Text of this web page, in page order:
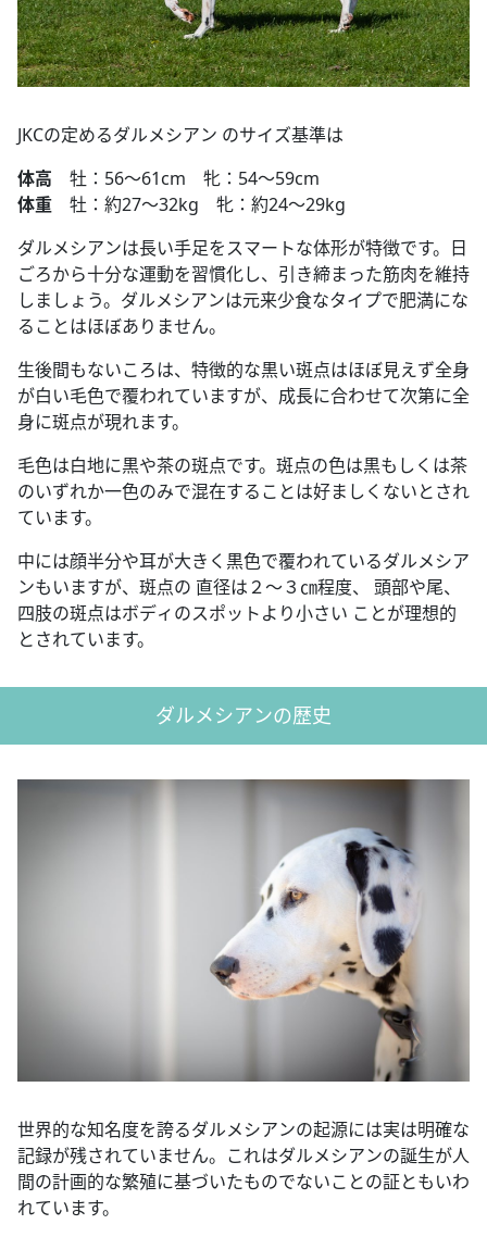
JKCの定めるダルメシアン のサイズ基準は
体高 牡：56～61cm 牝：54～59cm
体重 牡：約27～32kg 牝：約24～29kg
ダルメシアンは長い手足をスマートな体形が特徴です。日
ごろから十分な運動を習慣化し、引き締まった筋肉を維持
しましょう。ダルメシアンは元来少食なタイプで肥満にな
ることはほぼありません。
生後間もないころは、特徴的な黒い斑点はほぼ見えず全身
が白い毛色で覆われていますが、成長に合わせて次第に全
身に斑点が現れます。
毛色は白地に黒や茶の斑点です。斑点の色は黒もしくは茶
のいずれか一色のみで混在することは好ましくないとされ
ています。
中には顔半分や耳が大きく黒色で覆われているダルメシア
ンもいますが、斑点の 直径は２～３㎝程度、 頭部や尾、
四肢の斑点はボディのスポットより小さい ことが理想的
とされています。
ダルメシアンの歴史
世界的な知名度を誇るダルメシアンの起源には実は明確な
記録が残されていません。これはダルメシアンの誕生が人
間の計画的な繁殖に基づいたものでないことの証ともいわ
れています。